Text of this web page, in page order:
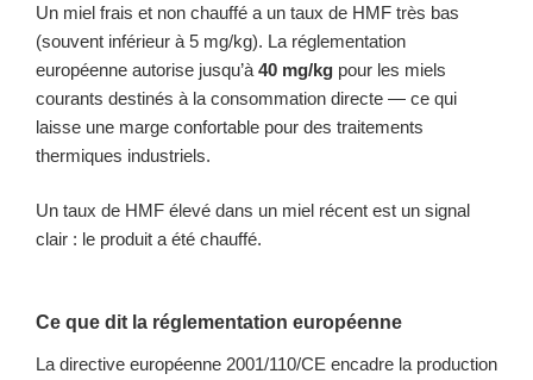
Un miel frais et non chauffé a un taux de HMF très bas
(souvent inférieur à 5 mg/kg). La réglementation
européenne autorise jusqu’à 40 mg/kg pour les miels
courants destinés à la consommation directe — ce qui
laisse une marge confortable pour des traitements
thermiques industriels.
Un taux de HMF élevé dans un miel récent est un signal
clair : le produit a été chauffé.
Ce que dit la réglementation européenne
La directive européenne 2001/110/CE encadre la production